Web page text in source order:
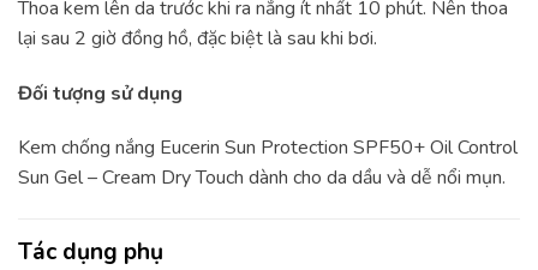
Thoa kem lên da trước khi ra nắng ít nhất 10 phút. Nên thoa
lại sau 2 giờ đồng hồ, đặc biệt là sau khi bơi.
Đối tượng sử dụng
Kem chống nắng Eucerin Sun Protection SPF50+ Oil Control
Sun Gel – Cream Dry Touch dành cho da dầu và dễ nổi mụn.
Tác dụng phụ